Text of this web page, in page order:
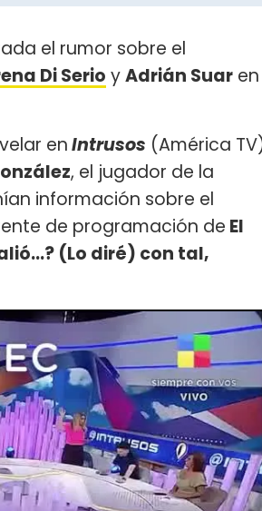
el rumor sobre el
Di Serio yAdrián Suar en
enIntrusos (América
, el jugador de la
información sobre el
de programación de El
(Lo diré) con tal,